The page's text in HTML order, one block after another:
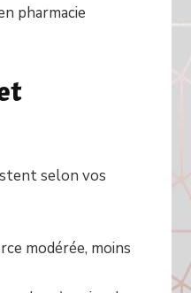
pharmacie
selon vos
modérée, moins